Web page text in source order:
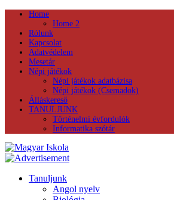
Home
Home 2
Rólunk
Kapcsolat
Adatvédelem
Mesetár
Népi játékok
Népi játékok adatbázisa
Népi játékok (Csemadok)
Álláskereső
TANULJUNK
Történelmi évfordulók
Informatika szótár
Tanuljunk
Angol nyelv